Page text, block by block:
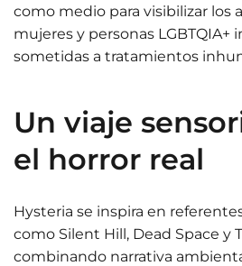
como medio para visibilizar los
mujeres y personas LGBTQIA+
sometidas a tratamientos
Un viaje
el horror real
Hysteria se inspira en
como Silent Hill, Dead Space y
combinando narrativa